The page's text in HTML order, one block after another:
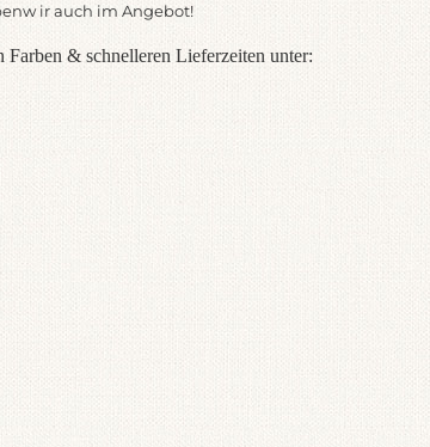
ir auch im Angebot!
& schnelleren Lieferzeiten unter: